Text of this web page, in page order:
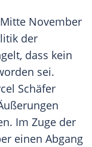
November
der
dass kein
sei.
Schäfer
Im Zuge der
einen Abgang